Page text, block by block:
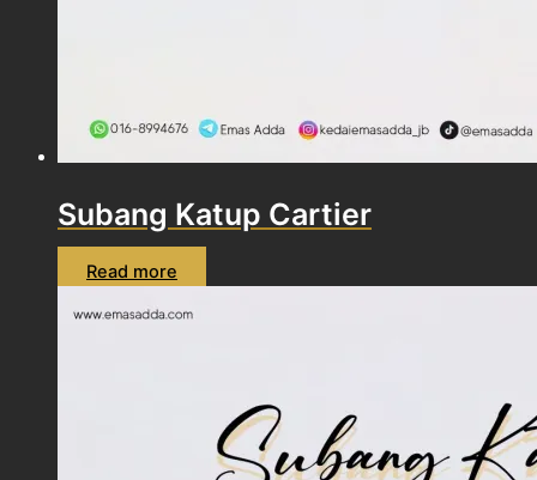
Subang Katup Cartier
Read more